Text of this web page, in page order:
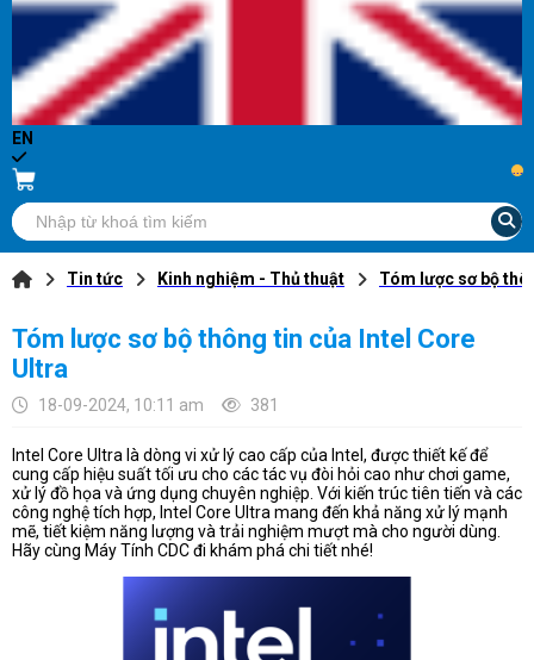
EN
...
Tin tức Kinh nghiệm - Thủ thuật Tóm lược sơ bộ
Tóm lược sơ bộ thông tin của Intel Core
Ultra
18-09-2024, 10:11 am 381
Intel Core Ultra là dòng vi xử lý cao cấp của Intel, được thiết kế để
cung cấp hiệu suất tối ưu cho các tác vụ đòi hỏi cao như chơi game,
xử lý đồ họa và ứng dụng chuyên nghiệp. Với kiến trúc tiên tiến và các
công nghệ tích hợp, Intel Core Ultra mang đến khả năng xử lý mạnh
mẽ, tiết kiệm năng lượng và trải nghiệm mượt mà cho người dùng.
Hãy cùng Máy Tính CDC đi khám phá chi tiết nhé!